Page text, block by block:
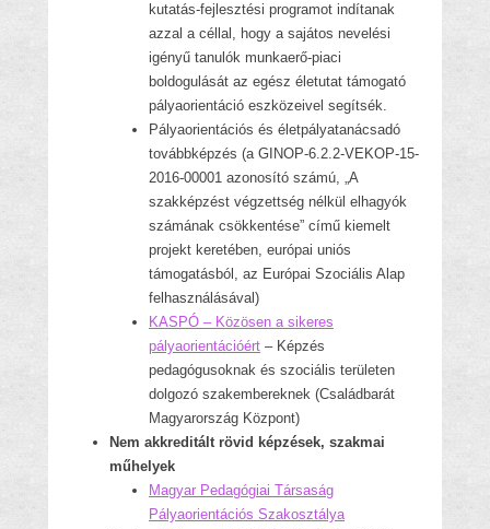
kutatás-fejlesztési programot indítanak
azzal a céllal, hogy a sajátos nevelési
igényű tanulók munkaerő-piaci
boldogulását az egész életutat támogató
pályaorientáció eszközeivel segítsék.
Pályaorientációs és életpályatanácsadó
továbbképzés (a GINOP-6.2.2-VEKOP-15-
2016-00001 azonosító számú, „A
szakképzést végzettség nélkül elhagyók
számának csökkentése” című kiemelt
projekt keretében, európai uniós
támogatásból, az Európai Szociális Alap
felhasználásával)
KASPÓ – Közösen a sikeres
pályaorientációért – Képzés
pedagógusoknak és szociális területen
dolgozó szakembereknek (Családbarát
Magyarország Központ)
Nem akkreditált rövid képzések, szakmai
műhelyek
Magyar Pedagógiai Társaság
Pályaorientációs Szakosztálya